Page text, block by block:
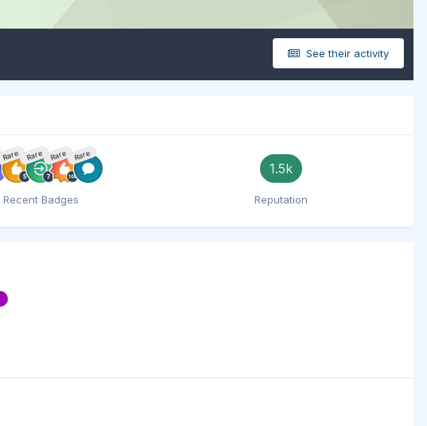
See their activity
Rare Rare Rare Rare
Recent Badges
1.5k
Reputation